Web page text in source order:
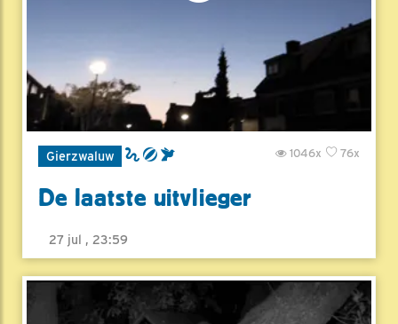
Gierzwaluw 76x
1046x
De laatste uitvlieger
27 jul , 23:59